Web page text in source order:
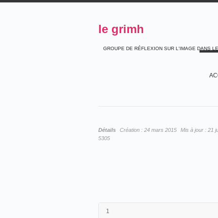
le grimh
GROUPE DE RÉFLEXION SUR L'IMAGE DANS
Détails Création : 24 mars 2015 Mis à jour : 21
5305
1